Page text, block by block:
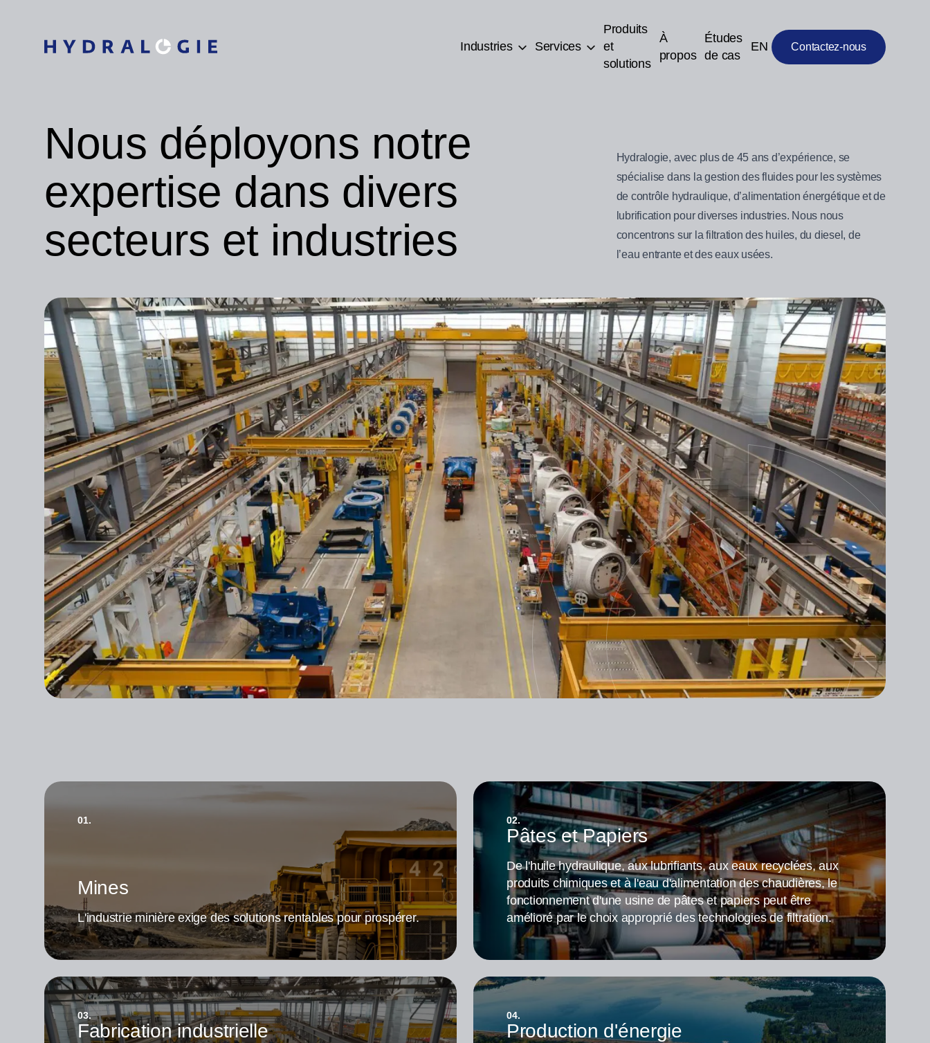
Industries Services
Produits
et
solutions
À
propos
Études
de cas
EN Contactez-nous
Nous déployons notre
expertise dans divers
secteurs et industries
Hydralogie, avec plus de 45 ans d’expérience, se
spécialise dans la gestion des fluides pour les systèmes
de contrôle hydraulique, d’alimentation énergétique et de
lubrification pour diverses industries. Nous nous
concentrons sur la filtration des huiles, du diesel, de
l’eau entrante et des eaux usées.
01.
Mines
L'industrie minière exige des solutions rentables pour prospérer.
02.
Pâtes et Papiers
De l'huile hydraulique, aux lubrifiants, aux eaux recyclées, aux
produits chimiques et à l'eau d'alimentation des chaudières, le
fonctionnement d'une usine de pâtes et papiers peut être
amélioré par le choix approprié des technologies de filtration.
03.
Fabrication industrielle
04.
Production d'énergie